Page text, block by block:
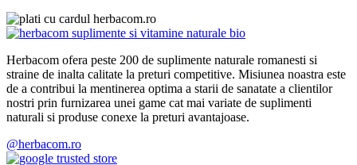
Herbacom ofera peste 200 de suplimente naturale romanesti si
straine de inalta calitate la preturi competitive. Misiunea noastra este
de a contribui la mentinerea optima a starii de sanatate a clientilor
nostri prin furnizarea unei game cat mai variate de suplimenti
naturali si produse conexe la preturi avantajoase.
@herbacom.ro